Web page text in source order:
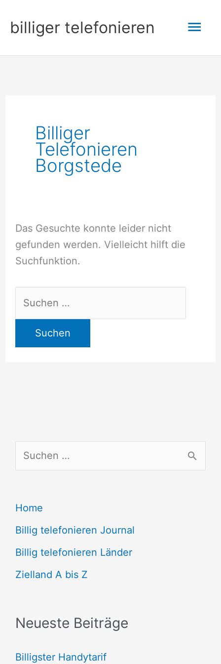
Inhalt
springen
billiger telefonieren
Billiger
Telefonieren
Borgstede
Das Gesuchte konnte leider nicht
gefunden werden. Vielleicht hilft die
Suchfunktion.
nach:
u
h
e
n
n
h
Home
Billig telefonieren Journal
Billig telefonieren Länder
Zielland A bis Z
Neueste Beiträge
Billigster Handytarif